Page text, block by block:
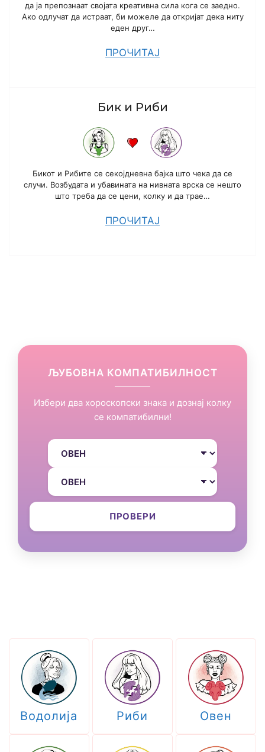
да ја препознаат својата креативна сила кога се заедно.
Ако одлучат да истраат, би можеле да откријат дека ниту
еден друг…
ПРОЧИТАЈ
Бик и Риби
Бикот и Рибите се секојдневна бајка што чека да се
случи. Возбудата и убавината на нивната врска се нешто
што треба да се цени, колку и да трае…
ПРОЧИТАЈ
ЉУБОВНА КОМПАТИБИЛНОСТ
Избери два хороскопски знака и дознај колку
се компатибилни!
ПРОВЕРИ
Водолија Риби Овен